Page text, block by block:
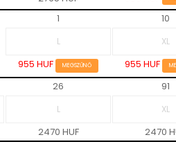
1 10
955 HUF MEGSZŰNŐ 955 HUF
26 91
2470 HUF 2470